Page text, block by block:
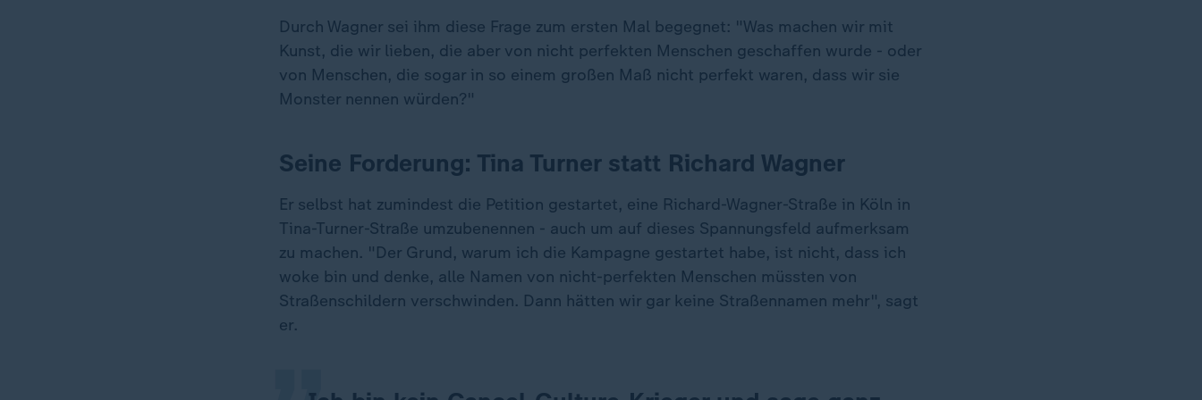
Durch Wagner sei ihm diese Frage zum ersten Mal begegnet: "Was machen wir mit
Kunst, die wir lieben, die aber von nicht perfekten Menschen geschaffen wurde - oder
von Menschen, die sogar in so einem großen Maß nicht perfekt waren, dass wir sie
Monster nennen würden?"
Seine Forderung: Tina Turner statt Richard Wagner
Er selbst hat zumindest die Petition gestartet, eine Richard-Wagner-Straße in Köln in
Tina-Turner-Straße umzubenennen - auch um auf dieses Spannungsfeld aufmerksam
zu machen. "Der Grund, warum ich die Kampagne gestartet habe, ist nicht, dass ich
woke bin und denke, alle Namen von nicht-perfekten Menschen müssten von
Straßenschildern verschwinden. Dann hätten wir gar keine Straßennamen mehr", sagt
er.
„